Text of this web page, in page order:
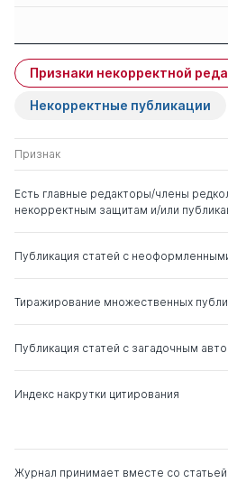
Рогачев Алексей
Фруминович
д.
Хубаев Георгий
Николаевич
Везиров Тимур
Гаджиевич
д.
Шогенов Бетал
д. э.н.
Признаки некорректной
Некорректные публикации
Признак
Есть главные редакторы/члены
некорректным защитам и/или
Публикация статей с
Тиражирование множественных
Публикация статей с загадочным
Индекс накрутки цитирования
Журнал принимает вместе со